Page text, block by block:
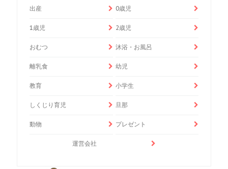
出産 0歳児
1歳児 2歳児
おむつ 沐浴・お風呂
離乳食 幼児
教育 小学生
しくじり育児 旦那
動物 プレゼント
運営会社